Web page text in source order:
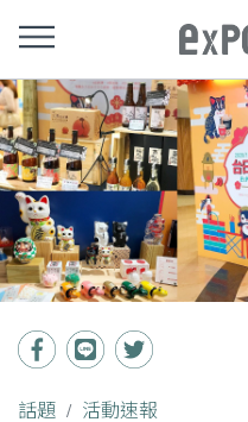
話題
活動速報